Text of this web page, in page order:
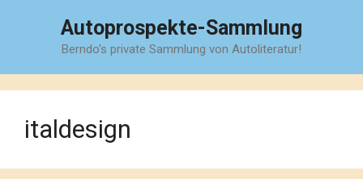
Autoprospekte-Sammlung
Berndo's private Sammlung von Autoliteratur!
italdesign